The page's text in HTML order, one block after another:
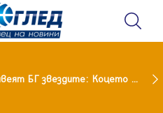
Къде живеят БГ звездите: Коцето с дворец, Лозанова с имение, Миро с дом за над 2 млн. евро